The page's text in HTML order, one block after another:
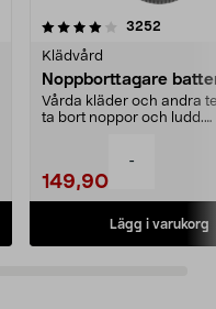
-
3252
Klädvård
Noppborttagare
Vårda kläder och andra
ta bort noppor och ludd.
149,90
Lägg i varukorg
4.5av 5 stjärnor